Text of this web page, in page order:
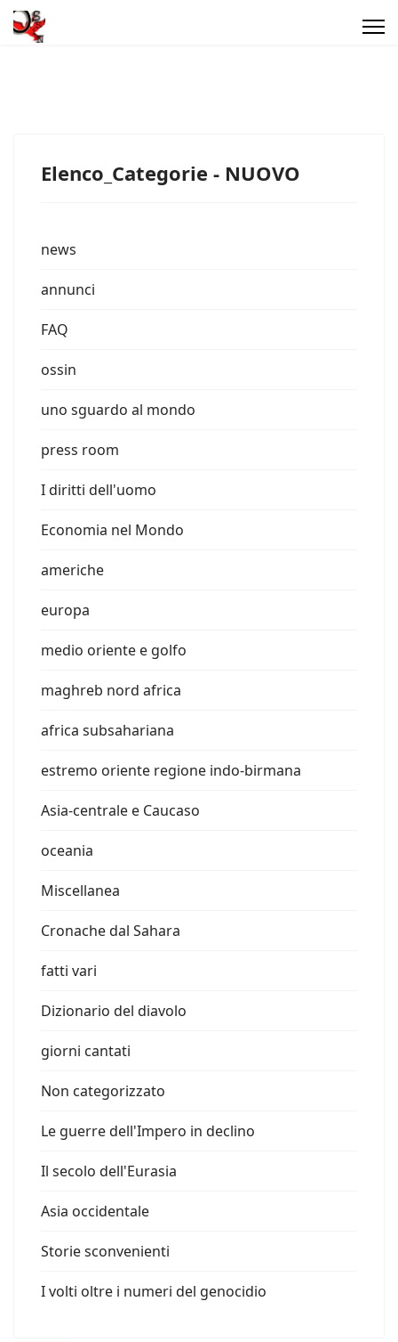
Elenco_Categorie - NUOVO
news
annunci
FAQ
ossin
uno sguardo al mondo
press room
I diritti dell'uomo
Economia nel Mondo
americhe
europa
medio oriente e golfo
maghreb nord africa
africa subsahariana
estremo oriente regione indo-birmana
Asia-centrale e Caucaso
oceania
Miscellanea
Cronache dal Sahara
fatti vari
Dizionario del diavolo
giorni cantati
Non categorizzato
Le guerre dell'Impero in declino
Il secolo dell'Eurasia
Asia occidentale
Storie sconvenienti
I volti oltre i numeri del genocidio